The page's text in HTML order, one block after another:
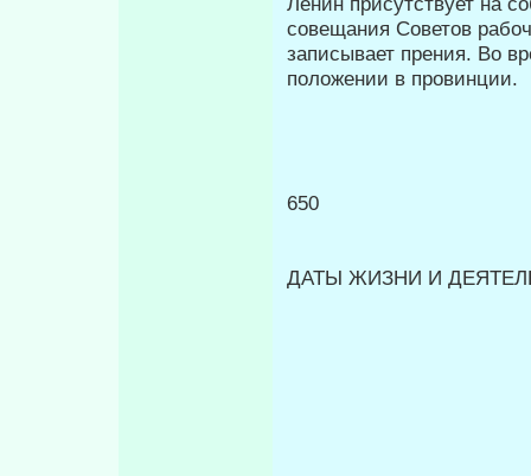
совещания Советов
записывает прения. Во
положении в провинции.
650
ДАТЫ ЖИЗНИ И